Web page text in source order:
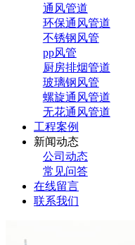
通风管道
环保通风管道
不锈钢风管
pp风管
厨房排烟管道
玻璃钢风管
螺旋通风管道
无花通风管道
工程案例
新闻动态
公司动态
常见问答
在线留言
联系我们